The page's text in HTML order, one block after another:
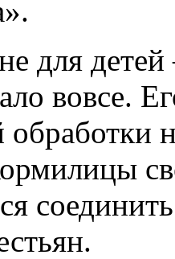
для
вовсе.
обработки